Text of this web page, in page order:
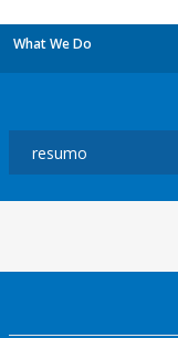
What We Do